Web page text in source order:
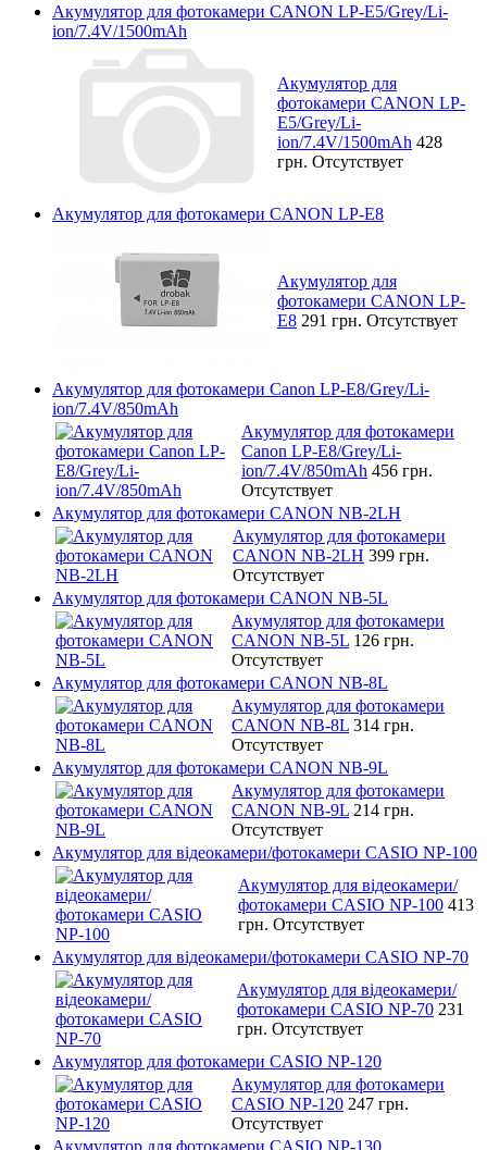
Акумулятор для фотокамери CANON LP-E5/Grey/Li-
ion/7.4V/1500mAh
Акумулятор для
фотокамери CANON LP-
E5/Grey/Li-
ion/7.4V/1500mAh 428
грн. Отсутствует
Акумулятор для фотокамери CANON LP-E8
Акумулятор для
фотокамери CANON LP-
E8 291 грн. Отсутствует
Акумулятор для фотокамери Canon LP-E8/Grey/Li-
ion/7.4V/850mAh
Акумулятор для фотокамери
Canon LP-E8/Grey/Li-
ion/7.4V/850mAh 456 грн.
Отсутствует
Акумулятор для фотокамери CANON NB-2LH
Акумулятор для фотокамери
CANON NB-2LH 399 грн.
Отсутствует
Акумулятор для фотокамери CANON NB-5L
Акумулятор для фотокамери
CANON NB-5L 126 грн.
Отсутствует
Акумулятор для фотокамери CANON NB-8L
Акумулятор для фотокамери
CANON NB-8L 314 грн.
Отсутствует
Акумулятор для фотокамери CANON NB-9L
Акумулятор для фотокамери
CANON NB-9L 214 грн.
Отсутствует
Акумулятор для відеокамери/фотокамери CASIO NP-100
Акумулятор для відеокамери/
фотокамери CASIO NP-100 413
грн. Отсутствует
Акумулятор для відеокамери/фотокамери CASIO NP-70
Акумулятор для відеокамери/
фотокамери CASIO NP-70 231
грн. Отсутствует
Акумулятор для фотокамери CASIO NP-120
Акумулятор для фотокамери
CASIO NP-120 247 грн.
Отсутствует
Акумулятор для фотокамери CASIO NP-130